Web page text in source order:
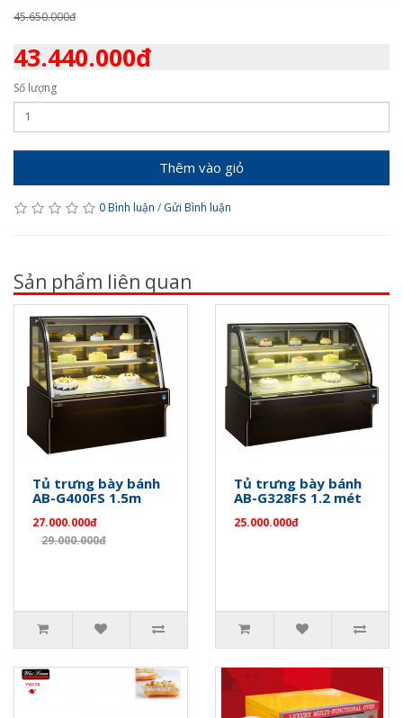
45.650.000đ
43.440.000đ
Số lượng
Thêm vào giỏ
0 Bình luận / Gửi Bình luận
Sản phẩm liên quan
Tủ trưng bày bánh
AB-G400FS 1.5m
27.000.000đ
29.000.000đ
Tủ trưng bày bánh
AB-G328FS 1.2 mét
25.000.000đ